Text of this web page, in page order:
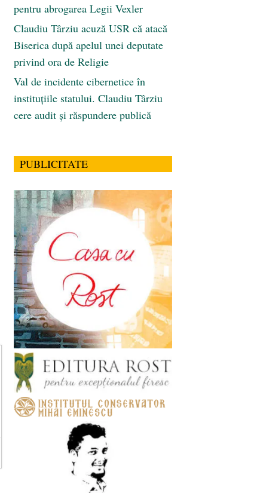
pentru abrogarea Legii Vexler
Claudiu Târziu acuză USR că atacă
Biserica după apelul unei deputate
privind ora de Religie
Val de incidente cibernetice în
instituțiile statului. Claudiu Târziu
cere audit și răspundere publică
PUBLICITATE